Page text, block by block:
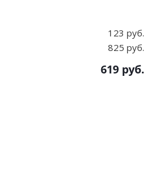
123 руб.
825 руб.
619 руб.